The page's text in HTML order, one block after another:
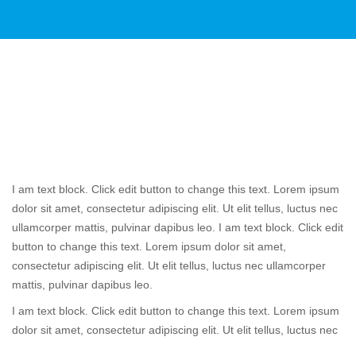
I am text block. Click edit button to change this text. Lorem ipsum
dolor sit amet, consectetur adipiscing elit. Ut elit tellus, luctus nec
ullamcorper mattis, pulvinar dapibus leo. I am text block. Click edit
button to change this text. Lorem ipsum dolor sit amet,
consectetur adipiscing elit. Ut elit tellus, luctus nec ullamcorper
mattis, pulvinar dapibus leo.
I am text block. Click edit button to change this text. Lorem ipsum
dolor sit amet, consectetur adipiscing elit. Ut elit tellus, luctus nec